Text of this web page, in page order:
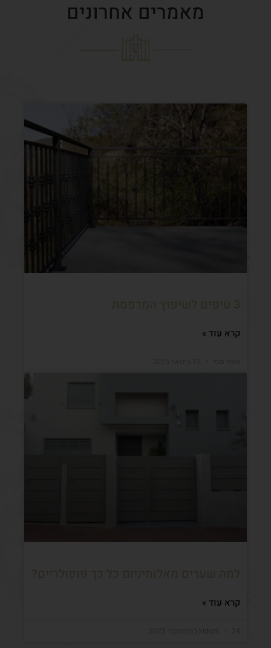
מאמרים אחרונים
קרא עוד »
קרא עוד »